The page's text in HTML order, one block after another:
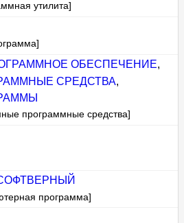
утилита]
ОБЕСПЕЧЕНИЕ,
СРЕДСТВА,
программные средства]
программа]